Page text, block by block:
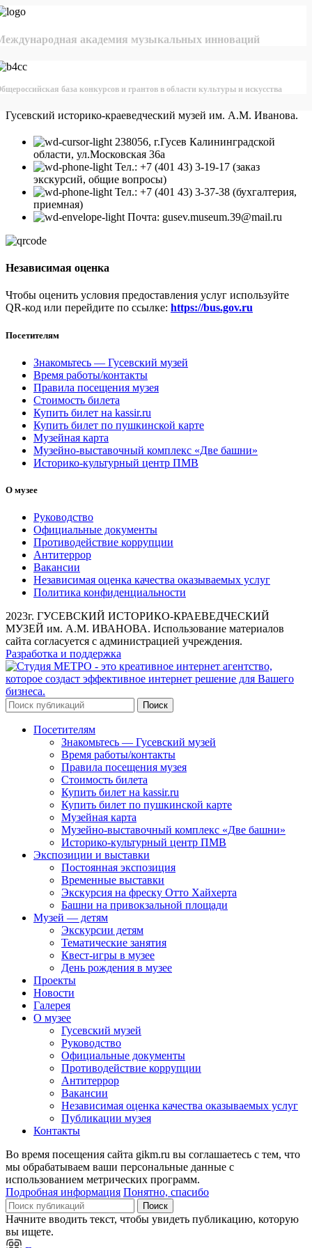
академия музыкальных инноваций
база конкурсов и грантов в области культуры и искусства
Гусевский историко-краеведческий музей им. А.М. Иванова.
238056, г.Гусев Калининградской
области, ул.Московская 36а
Тел.: +7 (401 43) 3-19-17 (заказ
экскурсий, общие вопросы)
Тел.: +7 (401 43) 3-37-38 (бухгалтерия,
приемная)
Почта: gusev.museum.39@mail.ru
Независимая оценка
Чтобы оценить условия предоставления услуг используйте
QR-код или перейдите по ссылке: https://bus.gov.ru
Посетителям
Знакомьтесь — Гусевский музей
Время работы/контакты
Правила посещения музея
Стоимость билета
Купить билет на kassir.ru
Купить билет по пушкинской карте
Музейная карта
Музейно-выставочный комплекс «Две башни»
Историко-культурный центр ПМВ
О музее
Руководство
Официальные документы
Противодействие коррупции
Антитеррор
Вакансии
Независимая оценка качества оказываемых услуг
Политика конфиденциальности
2023г. ГУСЕВСКИЙ ИСТОРИКО-КРАЕВЕДЧЕСКИЙ
МУЗЕЙ им. А.М. ИВАНОВА. Использование материалов
сайта согласуется с администрацией учреждения.
Разработка и поддержка
Поиск
Посетителям
Знакомьтесь — Гусевский музей
Время работы/контакты
Правила посещения музея
Стоимость билета
Купить билет на kassir.ru
Купить билет по пушкинской карте
Музейная карта
Музейно-выставочный комплекс «Две башни»
Историко-культурный центр ПМВ
Экспозиции и выставки
Постоянная экспозиция
Временные выставки
Экскурсия на фреску Отто Хайхерта
Башни на привокзальной площади
Музей — детям
Экскурсии детям
Тематические занятия
Квест-игры в музее
День рождения в музее
Проекты
Новости
Галерея
О музее
Гусевский музей
Руководство
Официальные документы
Противодействие коррупции
Антитеррор
Вакансии
Независимая оценка качества оказываемых услуг
Публикации музея
Контакты
Во время посещения сайта gikm.ru вы соглашаетесь с тем, что
мы обрабатываем ваши персональные данные с
использованием метрических программ.
Подробная информация Понятно, спасибо
Поиск
Начните вводить текст, чтобы увидеть публикацию, которую
вы ищете.